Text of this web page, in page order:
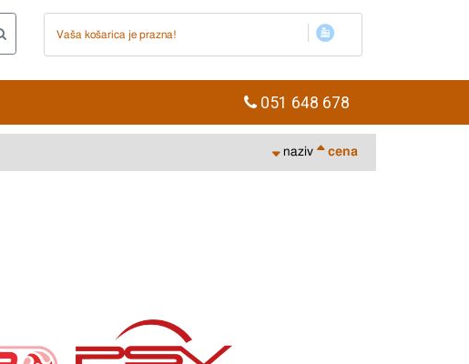
Vaša košarica je prazna!
051 648 678
naziv cena